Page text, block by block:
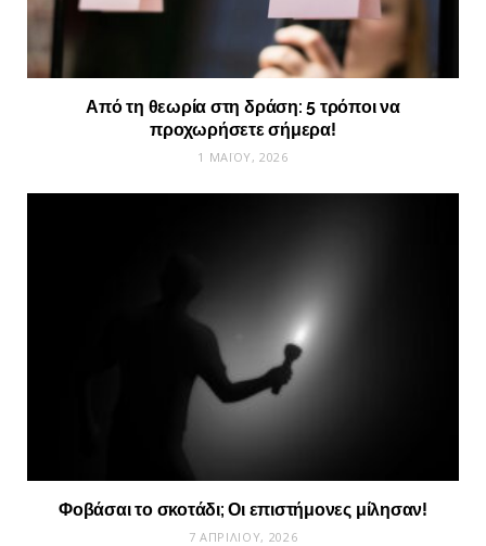
Από τη θεωρία στη δράση: 5 τρόποι να
προχωρήσετε σήμερα!
1 ΜΑΪ́ΟΥ, 2026
Φοβάσαι το σκοτάδι; Οι επιστήμονες μίλησαν!
7 ΑΠΡΙΛΊΟΥ, 2026